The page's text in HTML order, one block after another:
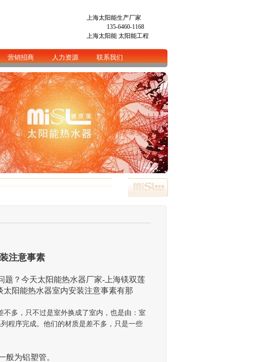
上海太阳能生产厂家
135-6460-1168
上海太阳能 太阳能工程
营销招商 人力资源 联系我们
注意事素
题？今天太阳能热水器厂家-上海镁双莲
太阳能热水器室内安装注意事素有那
多，只不过是室外换成了室内，也是由：室
程序完成。他们的材质是差不多，只是一些
为铝塑管。